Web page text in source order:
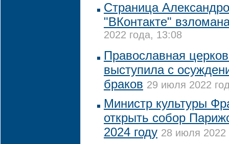
Страница
"ВКонтакте"
2022 года, 13:08
Православная
выступила с
браков 29 июля 2022
Министр культуры
открыть собор
2024 году 28 июля 2022